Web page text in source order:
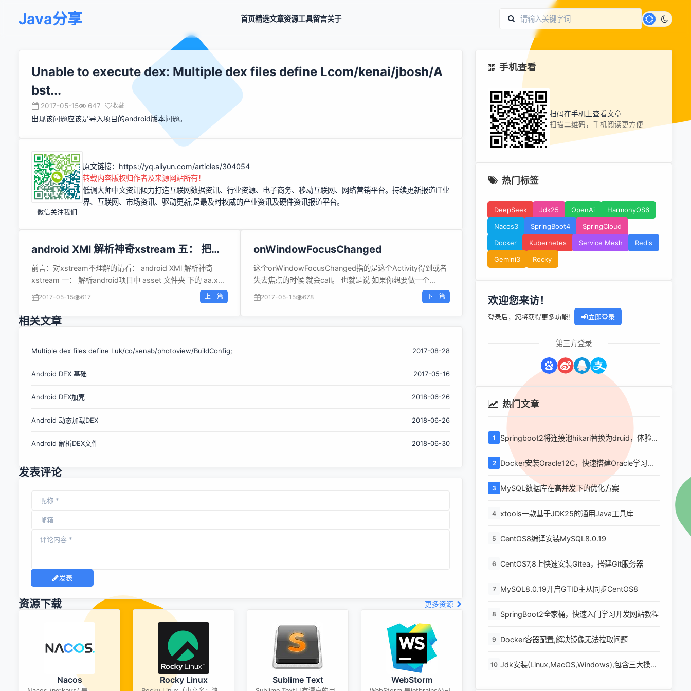
Java分享 首页精选文章资源工具留言关于
Unable to execute dex: Multiple dex files define Lcom/kenai/jbosh/A
bst...
2017-05-15 647 收藏
出现该问题应该是导入项目的android版本问题。
微信关注我们
原文链接： https://yq.aliyun.com/articles/304054
转载内容版权归作者及来源网站所有！
低调大师中文资讯倾力打造互联网数据资讯、行业资源、电子商务、移动互联网、网络营销平台。持续更新报道IT业
界、互联网、市场资讯、驱动更新,是最及时权威的产业资讯及硬件资讯报道平台。
android XMl 解析神奇xstream 五： 把复
杂对象转换成 xml ,并写入SD卡中的xml文
件
前言：对xstream不理解的请看： android XMl 解析神奇
xstream 一： 解析android项目中 asset 文件夹 下的 aa.xml
文件 android XMl 解析神奇xstream 二： 把对象转换成xml
android XMl 解析神奇xstream 三： 把复杂对象转换成 xml
android XMl 解析神奇xstream 四： 将复杂的xml文件解析为
对象 1、建立JavaBeen package com.android10; public
getpName() { return pName; } public void
public String getpAge() { return pAge; } public void
co...
2017-05-15 617 上一篇
onWindowFocusChanged
这个onWindowFocusChanged指的是这个Activity得到或者
失去焦点的时候 就会call。 也就是说 如果你想要做一个
Activity一加载完毕，就触发什么的话 完全可以用这个！！！
package com.app.android05; import
super.onCreate(savedInstanceState); setContentView(
onWindowFocusChanged(boolean hasFocus) { //TODO
2017-05-15 678 下一篇
相关文章
Multiple dex files define Luk/co/senab/photoview/BuildConfig; 2017-08-28
Android DEX 基础 2017-05-16
Android DEX加壳 2018-06-26
Android 动态加载DEX 2018-06-26
Android 解析DEX文件 2018-06-30
发表评论
发表
资源下载 更多资源
Nacos Rocky Linux Sublime Text WebStorm
手机查看
扫码在手机上查看文章
扫描二维码，手机阅读更方便
热门标签
DeepSeek Jdk25 OpenAi
HarmonyOS6
Nacos3
SpringBoot4
SpringCloud
Docker
Kubernetes Service Mesh
Redis
Gemini3
Rocky
欢迎您来访！
登录后，您将获得更多功能！ 立即登录
第三方登录
热门文章
1
Springboot2将连接池hikari替换为druid，体验最
强大的数据库连接池
2
Docker安装Oracle12C，快速搭建Oracle学习环
3 MySQL数据库在高并发下的优化方案
4 xtools一款基于JDK25的通用Java工具库
5 CentOS8编译安装MySQL8.0.19
6 CentOS7,8上快速安装Gitea，搭建Git服务器
7 MySQL8.0.19开启GTID主从同步CentOS8
8 SpringBoot2全家桶，快速入门学习开发网站教程
9 Docker容器配置,解决镜像无法拉取问题
10 Jdk安装(Linux,MacOS,Windows),包含三大操作